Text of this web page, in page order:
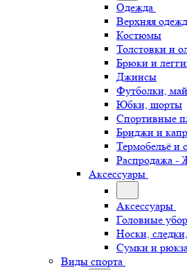
Одежда
Верхняя
Костюмы
Толстовки и
Брюки и
Джинсы
Футболки,
Юбки, шорты
Спортивные
Бриджи и
Термобельё и
Распродажа -
Аксессуары
Аксессуары
Головные
Носки,
Сумки и
Виды спорта